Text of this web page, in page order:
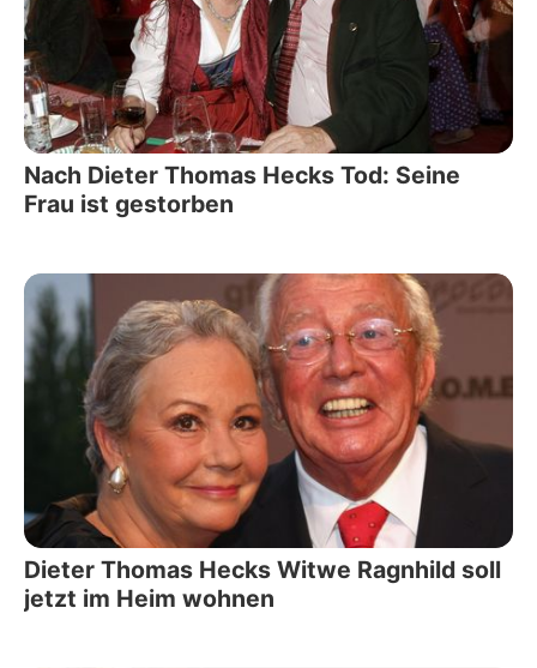
Nach Dieter Thomas Hecks Tod: Seine
Frau ist gestorben
Dieter Thomas Hecks Witwe Ragnhild soll
jetzt im Heim wohnen